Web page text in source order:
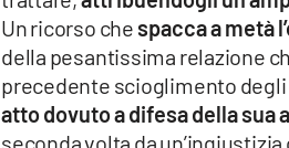
Un ricorso che spacca a metà
della pesantissima relazione
precedente scioglimento
atto dovuto a difesa della sua